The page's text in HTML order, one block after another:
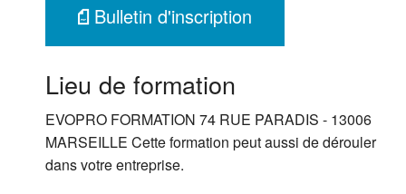
Bulletin d'inscription
Lieu de formation
EVOPRO FORMATION 74 RUE PARADIS - 13006
MARSEILLE Cette formation peut aussi de dérouler
dans votre entreprise.